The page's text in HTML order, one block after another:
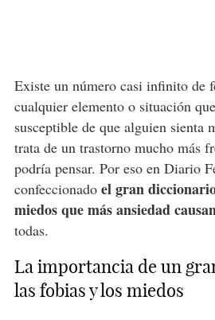
Existe un número casi infinito de
cualquier elemento o situación
susceptible de que alguien sienta
trata de un trastorno mucho más
podría pensar. Por eso en Diario
confeccionado el gran
miedos que más ansiedad
todas.
La importancia de un
las fobias y los miedos